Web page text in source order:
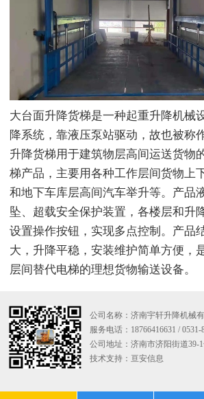
大台面升降货梯是一种起重升降机械
降系统，靠液压泵站驱动，故也被称
升降货梯用于建筑物层高间运送货物
梯产品，主要用各种工作层间货物上
和地下车库层高间汽车举升等。产品
坠、超载安全保护装置，各楼层和升
设置操作按钮，实现多点控制。产品
大，升降平稳，安装维护简单方便，
层间替代电梯的理想货物输送设备。
公司名称：济南宇轩升降机械
服务电话：18766416631 / 0531-
公司地址：济南市济阳街道39-
技术支持： 亘安信息